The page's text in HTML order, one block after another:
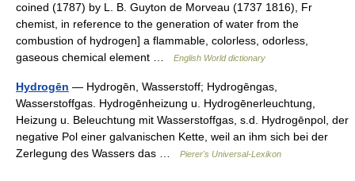
coined (1787) by L. B. Guyton de Morveau (1737 1816), Fr
chemist, in reference to the generation of water from the
combustion of hydrogen] a flammable, colorless, odorless,
gaseous chemical element …
English World dictionary
Hydrogēn — Hydrogēn, Wasserstoff; Hydrogēngas,
Wasserstoffgas. Hydrogēnheizung u. Hydrogēnerleuchtung,
Heizung u. Beleuchtung mit Wasserstoffgas, s.d. Hydrogēnpol, der
negative Pol einer galvanischen Kette, weil an ihm sich bei der
Zerlegung des Wassers das …
Pierer's Universal-Lexikon